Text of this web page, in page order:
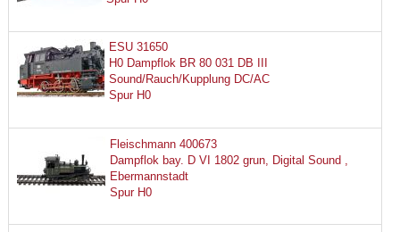
ESU 31650
H0 Dampflok BR 80 031 DB III
Sound/Rauch/Kupplung DC/AC
Spur H0
Fleischmann 400673
Dampflok bay. D VI 1802 grun, Digital Sound ,
Ebermannstadt
Spur H0